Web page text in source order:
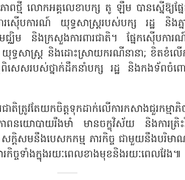
ភាពថ្មី លោកអគ្គលេខាបក្ស តូ ឡឹម បានស្នើឱ្យផ្
ងារស៊ើបការណ៍ យុទ្ធសាស្ត្ររបស់បក្ស រដ្ឋ និង
ឈិម និងក្រសួងការពារជាតិ។ ផ្នែកស៊ើបការណ៍ស
ធសាស្ត្រ និងដោះស្រាយករណីនានា; ខិតខំលើ
ពិសេសរបស់ថ្នាក់ដឹកនាំបក្ស រដ្ឋ និងកងទ័ពចំពោ
តិត្រូវតែយកចិត្តទុកដាក់លើការកសាងជួរកម្មា
ាពនយោបាយរឹងមាំ មានចក្ខុវិស័យ និងការត្រិះ
ក្តិសមនឹងបេសកកម្ម ភារកិច្ច ជាមួយនឹងប
កិច្ចទាំងក្នុងរយៈពេលខាងមុខនិងរយៈពេលវែង៕